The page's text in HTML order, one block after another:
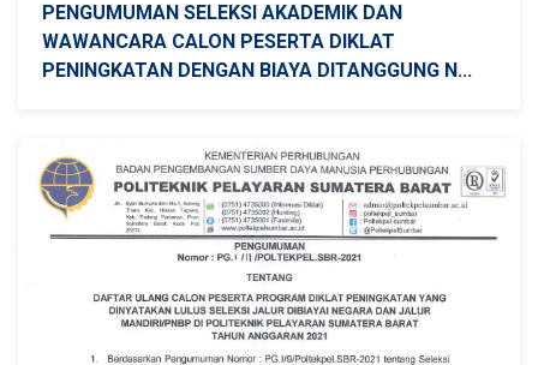
PENGUMUMAN SELEKSI AKADEMIK DAN
WAWANCARA CALON PESERTA DIKLAT
PENINGKATAN DENGAN BIAYA DITANGGUNG N...